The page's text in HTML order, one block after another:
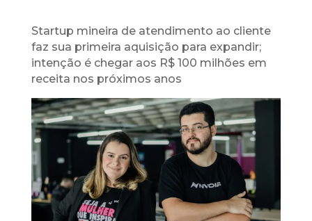
Startup mineira de atendimento ao cliente
faz sua primeira aquisição para expandir;
intenção é chegar aos R$ 100 milhões em
receita nos próximos anos